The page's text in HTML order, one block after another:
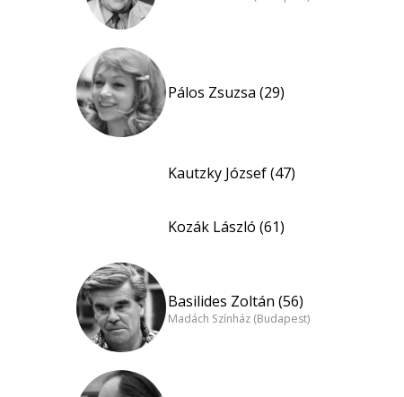
Pálos Zsuzsa (29)
Kautzky József (47)
Kozák László (61)
Basilides Zoltán (56)
Madách Színház (Budapest)